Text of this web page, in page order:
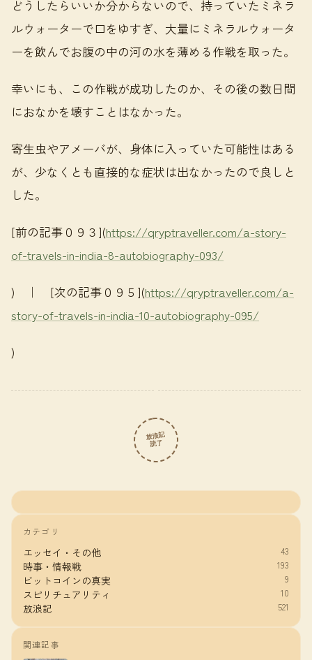
どうしたらいいか分からないので、持っていたミネラ
ルウォーターで口をゆすぎ、大量にミネラルウォータ
ーを飲んでお腹の中の河の水を薄める作戦を取った。
幸いにも、この作戦が成功したのか、その後の数日間
におなかを壊すことはなかった。
寄生虫やアメーバが、身体に入っていた可能性はある
が、少なくとも直接的な症状は出なかったので良しと
した。
[前の記事０９３](https://qryptraveller.com/a-story-
of-travels-in-india-8-autobiography-093/
) ｜ [次の記事０９５](https://qryptraveller.com/a-
story-of-travels-in-india-10-autobiography-095/
)
放浪記
読了
カテゴリ
エッセイ・その他 43
時事・情報戦 193
ビットコインの真実 9
スピリチュアリティ 10
放浪記 521
関連記事